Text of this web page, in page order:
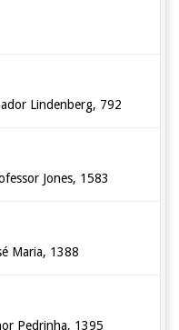
Lindenberg, 792
Jones, 1583
Maria, 1388
Pedrinha, 1395